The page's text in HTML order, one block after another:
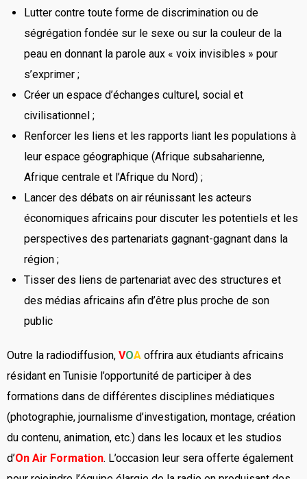
Lutter contre toute forme de discrimination ou de
ségrégation fondée sur le sexe ou sur la couleur de la
peau en donnant la parole aux « voix invisibles » pour
s’exprimer ;
Créer un espace d’échanges culturel, social et
civilisationnel ;
Renforcer les liens et les rapports liant les populations à
leur espace géographique (Afrique subsaharienne,
Afrique centrale et l’Afrique du Nord) ;
Lancer des débats on air réunissant les acteurs
économiques africains pour discuter les potentiels et les
perspectives des partenariats gagnant-gagnant dans la
région ;
Tisser des liens de partenariat avec des structures et
des médias africains afin d’être plus proche de son
public
Outre la radiodiffusion, VOA offrira aux étudiants africains
résidant en Tunisie l’opportunité de participer à des
formations dans de différentes disciplines médiatiques
(photographie, journalisme d’investigation, montage, création
du contenu, animation, etc.) dans les locaux et les studios
d’On Air Formation. L’occasion leur sera offerte également